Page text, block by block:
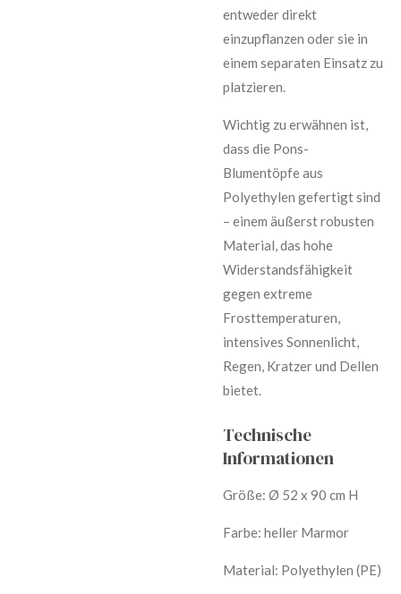
entweder direkt
einzupflanzen oder sie in
einem separaten Einsatz zu
platzieren.
Wichtig zu erwähnen ist,
dass die Pons-
Blumentöpfe aus
Polyethylen gefertigt sind
– einem äußerst robusten
Material, das hohe
Widerstandsfähigkeit
gegen extreme
Frosttemperaturen,
intensives Sonnenlicht,
Regen, Kratzer und Dellen
bietet.
Technische
Informationen
Größe: Ø 52 x 90 cm H
Farbe: heller Marmor
Material: Polyethylen (PE)